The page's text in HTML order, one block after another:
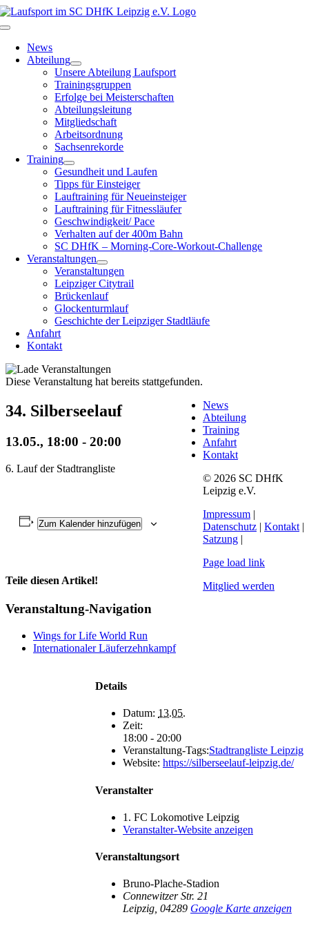
Zum
Inhalt
Toggle
Navigation
News
Abteilung
Unsere Abteilung Laufsport
Trainingsgruppen
Erfolge bei Meisterschaften
Abteilungsleitung
Mitgliedschaft
Arbeitsordnung
Sachsenrekorde
Training
Gesundheit und Laufen
Tipps für Einsteiger
Lauftraining für Neueinsteiger
Lauftraining für Fitnessläufer
Geschwindigkeit/ Pace
Verhalten auf der 400m Bahn
SC DHfK – Morning-Core-Workout-Challenge
Veranstaltungen
Veranstaltungen
Leipziger Citytrail
Brückenlauf
Glockenturmlauf
Geschichte der Leipziger Stadtläufe
Anfahrt
Kontakt
Diese Veranstaltung hat bereits stattgefunden.
34. Silberseelauf
13.05., 18:00 - 20:00
6. Lauf der Stadtrangliste
Zum Kalender hinzufügen
Teile diesen Artikel!
Facebook
X
WhatsApp
Telegram
Veranstaltung-Navigation
Wings for Life World Run
Internationaler Läuferzehnkampf
Details
Datum: 13.05.
Zeit:
18:00 - 20:00
Veranstaltung-Tags:Stadtrangliste Leipzig
Website: https://silberseelauf-leipzig.de/
Veranstalter
1. FC Lokomotive Leipzig
Veranstalter-Website anzeigen
Veranstaltungsort
Bruno-Plache-Stadion
Connewitzer Str. 21
Leipzig 04289 Google Karte anzeigen
News
Abteilung
Training
Anfahrt
Kontakt
© 2026 SC DHfK
Leipzig e.V.
Impressum |
Datenschutz | Kontakt |
Satzung |
Page load link
Mitglied werden